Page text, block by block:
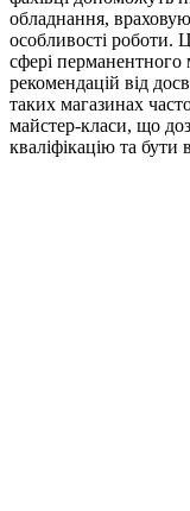
обладнання,
особливості роботи.
сфері перманентного
рекомендацій від
таких магазинах
майстер-класи, що
кваліфікацію та бути